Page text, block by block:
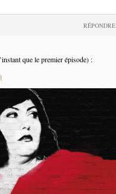
RÉPONDRE
que le premier épisode) :